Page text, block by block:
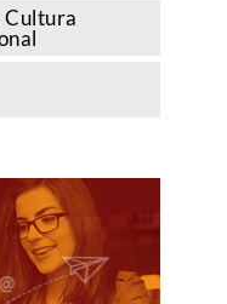
Cultura